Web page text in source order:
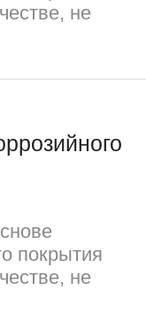
не
покрытия
не